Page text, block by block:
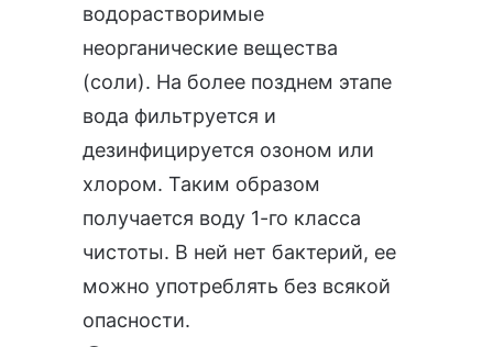
водорастворимые
неорганические вещества
(соли). На более позднем этапе
вода фильтруется и
дезинфицируется озоном или
хлором. Таким образом
получается воду 1-го класса
чистоты. В ней нет бактерий, ее
можно употреблять без всякой
опасности.